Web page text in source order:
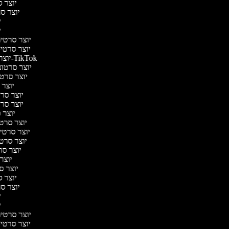
יוצר
יוצר
יוצר
יוצר
יוצר סרטונים ל-TikTok
יוצר
יוצר
יוצר
יוצר
יוצר
יוצר סרטי
יוצר
יוצר
יוצר
יוצר
יוצר
יוצר
יוצר